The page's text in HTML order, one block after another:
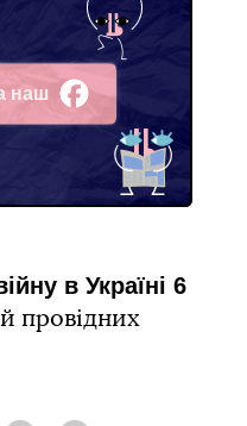
наш
в Україні 6
провідних